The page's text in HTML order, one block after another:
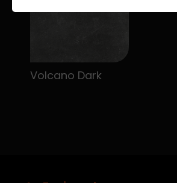
Volcano Dark